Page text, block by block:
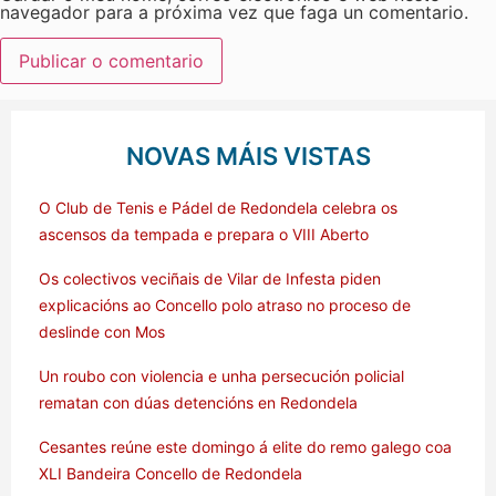
navegador para a próxima vez que faga un comentario.
NOVAS MÁIS VISTAS
O Club de Tenis e Pádel de Redondela celebra os
ascensos da tempada e prepara o VIII Aberto
Os colectivos veciñais de Vilar de Infesta piden
explicacións ao Concello polo atraso no proceso de
deslinde con Mos
Un roubo con violencia e unha persecución policial
rematan con dúas detencións en Redondela
Cesantes reúne este domingo á elite do remo galego coa
XLI Bandeira Concello de Redondela